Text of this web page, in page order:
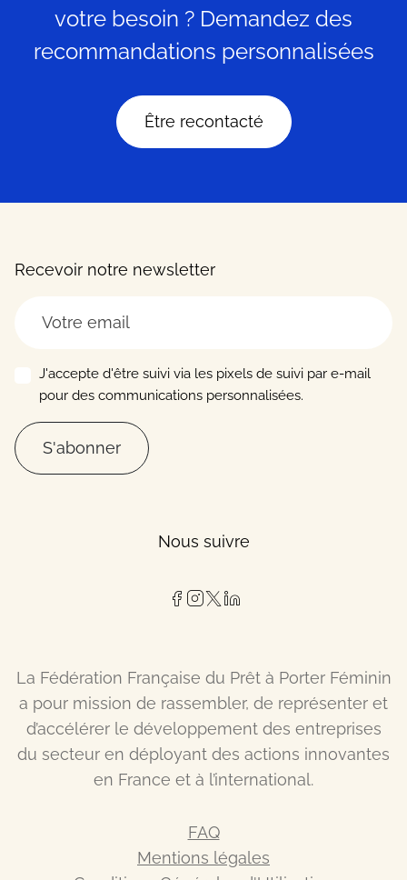
votre besoin ? Demandez des
recommandations personnalisées
Être recontacté
Recevoir notre newsletter
J'accepte d'être suivi via les pixels de suivi par e-mail
pour des communications personnalisées.
S'abonner
Nous suivre
La Fédération Française du Prêt à Porter Féminin
a pour mission de rassembler, de représenter et
d’accélérer le développement des entreprises
du secteur en déployant des actions innovantes
en France et à l’international.
FAQ
Mentions légales